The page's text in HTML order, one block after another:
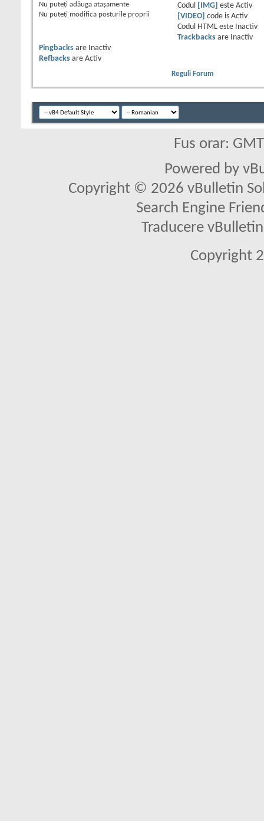
Nu puteţi adăuga ataşamente
Nu puteţi modifica posturile proprii
Codul
[IMG] este Activ
[VIDEO]
code is Activ
Codul HTML este
Inactiv
Trackbacksare
Inactiv
Pingbacks are
Inactiv
Refbacks are Activ
Reguli Forum
Fus orar:
Powered by
Copyright © 2026 vBulletin
Search Engine
Traducere
Copyright